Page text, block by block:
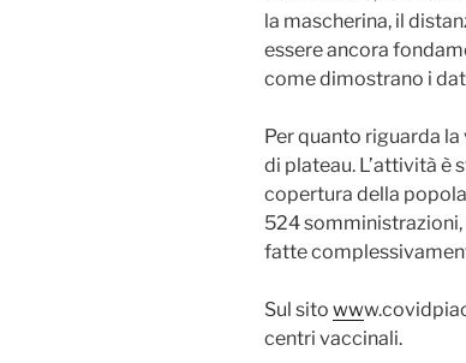
la mascherina, il
essere ancora
come dimostrano i
Per quanto riguarda
di plateau. L’attività è
copertura della
524 somministrazioni,
fatte
Sul sito ww
centri vaccinali.